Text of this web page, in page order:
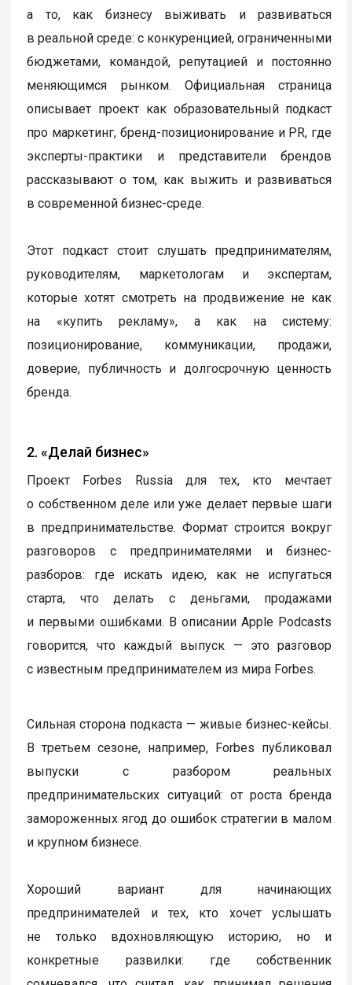
а то, как бизнесу выживать и развиваться
в реальной среде: с конкуренцией, ограниченными
бюджетами, командой, репутацией и постоянно
меняющимся рынком. Официальная страница
описывает проект как образовательный подкаст
про маркетинг, бренд-позиционирование и PR, где
эксперты-практики и представители брендов
рассказывают о том, как выжить и развиваться
в современной бизнес-среде.
Этот подкаст стоит слушать предпринимателям,
руководителям, маркетологам и экспертам,
которые хотят смотреть на продвижение не как
на «купить рекламу», а как на систему:
позиционирование, коммуникации, продажи,
доверие, публичность и долгосрочную ценность
бренда.
2. «Делай бизнес»
Проект Forbes Russia для тех, кто мечтает
о собственном деле или уже делает первые шаги
в предпринимательстве. Формат строится вокруг
разговоров с предпринимателями и бизнес-
разборов: где искать идею, как не испугаться
старта, что делать с деньгами, продажами
и первыми ошибками. В описании Apple Podcasts
говорится, что каждый выпуск — это разговор
с известным предпринимателем из мира Forbes.
Сильная сторона подкаста — живые бизнес-кейсы.
В третьем сезоне, например, Forbes публиковал
выпуски с разбором реальных
предпринимательских ситуаций: от роста бренда
замороженных ягод до ошибок стратегии в малом
и крупном бизнесе.
Хороший вариант для начинающих
предпринимателей и тех, кто хочет услышать
не только вдохновляющую историю, но и
конкретные развилки: где собственник